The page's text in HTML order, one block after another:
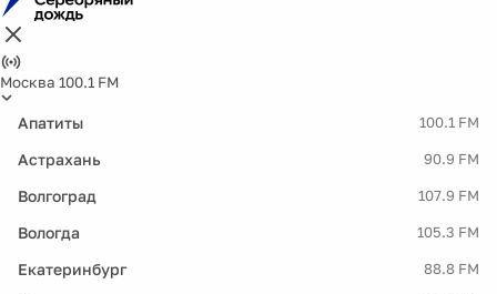
Москва 100.1 FM
Апатиты 100.1 FM
Астрахань 90.9 FM
Волгоград 107.9 FM
Вологда 105.3 FM
Екатеринбург 88.8 FM